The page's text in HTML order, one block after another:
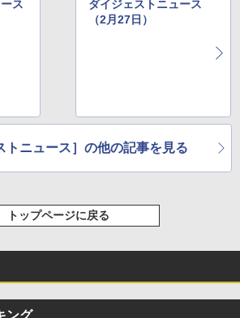
ス
ダイジェストニュース
（2月27日）
トニュース］の他の記事を見る
トップページに戻る